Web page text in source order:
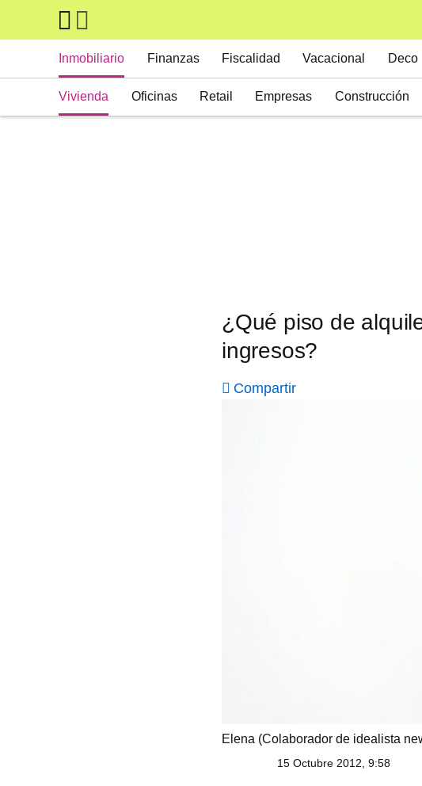
Skip to main content
Inmobiliario
Vivienda Oficinas Retail Empresas Construcción
Finanzas Fiscalidad Vacacional Deco
¿Qué piso de
ingresos?
Compartir
Elena (Colaborador de idealista
15 Octubre 2012, 9:58